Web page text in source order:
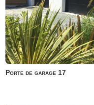
Porte de garage 17